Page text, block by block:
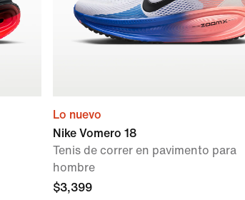
Lo nuevo
Nike Vomero 18
Tenis de correr en pavimento para
hombre
$3,399